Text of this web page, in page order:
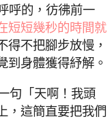
呼的，彷彿前一
短短幾秒的時間就
得不把腳步放慢，
到身體獲得紓解。
句「天啊！我頭
，這簡直要把我們